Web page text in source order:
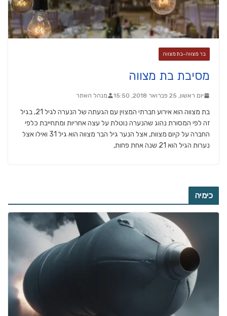
בר מצווה-בת מצווה
מסיבת בת מצווה
יום ראשון, 25 פברואר 2018, 15:50 מנהל האתר
בת מצווה הוא אירוע חברתי המצוין עם הגעתה של הנערה לגיל 21, בגיל
זה לפי המסורת נהוג שהנערה נוטלת על עצה אחריות ומתחייבת כלפי
החברה על קיום מצוות, אצל הנער גיל הבר מצווה הוא גיל 31 ואילו אצל
נערות הגיל הוא 21 שנה אחת פחות,
כימיה